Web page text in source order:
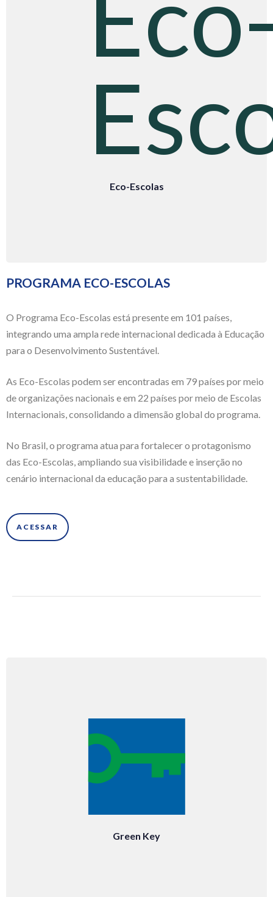
Eco-Escolas
PROGRAMA ECO-ESCOLAS
O Programa Eco-Escolas está presente em 101 países,
integrando uma ampla rede internacional dedicada à Educação
para o Desenvolvimento Sustentável.
As Eco-Escolas podem ser encontradas em 79 países por meio
de organizações nacionais e em 22 países por meio de Escolas
Internacionais, consolidando a dimensão global do programa.
No Brasil, o programa atua para fortalecer o protagonismo
das Eco-Escolas, ampliando sua visibilidade e inserção no
cenário internacional da educação para a sustentabilidade.
ACESSAR
Green Key